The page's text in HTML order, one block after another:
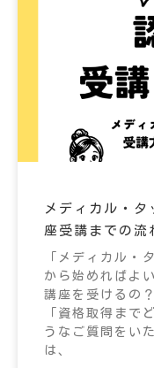
メディカル・
座受講までの流
「メディカル・
から始めればよ
講座を受けるの
「資格取得まで
うなご質問をい
は、